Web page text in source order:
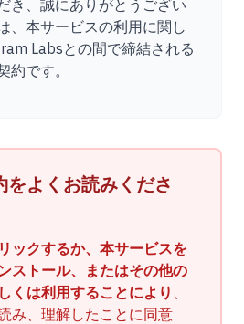
お試しください
き、誠にありがとうござい
、本サービスの利用に関し
Labsとの間で締結される
約です。
をよくお読みくださ
ックするか、本サービスを
ストール、またはその他の
くは利用することにより 、
み、理解したことに同意